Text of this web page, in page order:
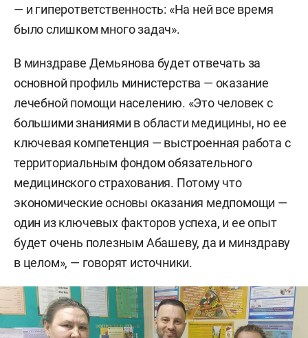
— и гиперответственность: «На ней все время
было слишком много задач».
В минздраве Демьянова будет отвечать за
основной профиль министерства — оказание
лечебной помощи населению. «Это человек с
большими знаниями в области медицины, но ее
ключевая компетенция — выстроенная работа с
территориальным фондом обязательного
медицинского страхования. Потому что
экономические основы оказания медпомощи —
один из ключевых факторов успеха, и ее опыт
будет очень полезным Абашеву, да и минздраву
в целом», — говорят источники.